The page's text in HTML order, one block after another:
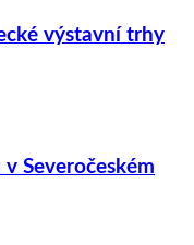
výstavní trhy
Severočeském